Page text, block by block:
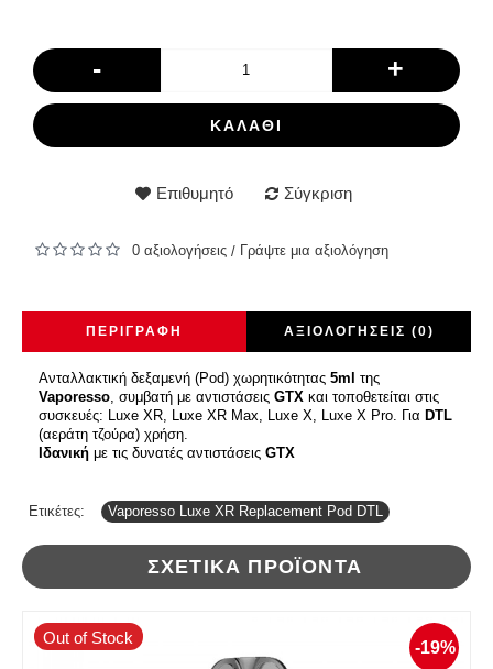
- +
ΚΑΛΆΘΙ
Επιθυμητό Σύγκριση
0 αξιολογήσεις / Γράψτε μια αξιολόγηση
ΠΕΡΙΓΡΑΦΉ ΑΞΙΟΛΟΓΉΣΕΙΣ (0)
Ανταλλακτική δεξαμενή (Pod) χωρητικότητας 5ml της
Vaporesso , συμβατή με αντιστάσεις GTX και τοποθετείται στις
συσκευές: Luxe XR, Luxe XR Max, Luxe X, Luxe X Pro. Για DTL
(αεράτη τζούρα) χρήση.
Ιδανική με τις δυνατές αντιστάσεις GTX
Ετικέτες: Vaporesso Luxe XR Replacement Pod DTL
ΣΧΕΤΙΚΆ ΠΡΟΪΌΝΤΑ
-19%
Out of Stock